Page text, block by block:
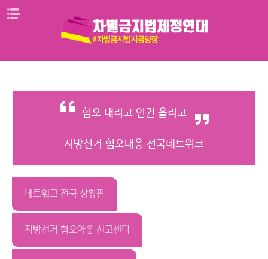
Skip
혐오 내리고 인권 올리고
지방선거 혐오대응 전국네트워크
네트워크 전국 상황판
지방선거 혐오아웃 신고센터